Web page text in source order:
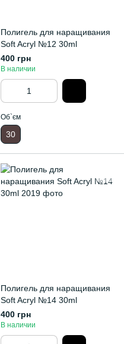
Полигель для наращивания
Soft Acryl №12 30ml
400 грн
В наличии
Об`єм
30
Полигель для наращивания
Soft Acryl №14 30ml
400 грн
В наличии